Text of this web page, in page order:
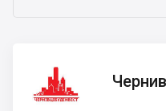
Чернивцибудинвест